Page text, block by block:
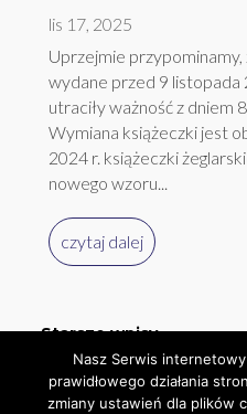
lis 17, 2025
Uprzejmie przypominamy,
wydane przed 9 listopada
utraciły ważność z dniem
Wymiana książeczki jest
2024 r. książeczki
nowego wzoru...
czytaj dalej
« Starsze wpisy
Nasz Serwis
prawidłowego działania
zmiany ustawień dla plików